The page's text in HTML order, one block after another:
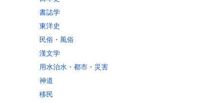
書誌学
東洋史
民俗・風俗
漢文学
用水治水・都市・災害
神道
移民